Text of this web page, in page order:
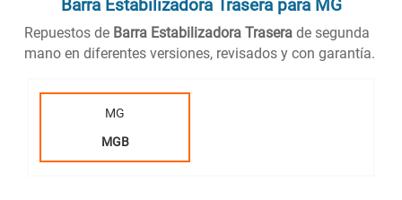
Barra Estabilizadora Traserapara MG
Repuestos de Barra Estabilizadora Trasera de segunda
mano en diferentes versiones, revisados y con garantía.
MG
MGB